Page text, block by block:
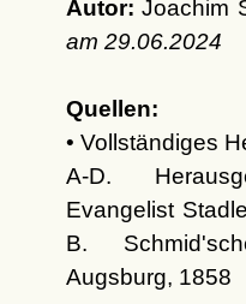
Autor: Joachim
am 29.06.2024
Quellen:
• Vollständiges
A-D.
Evangelist
B.
Augsburg, 1858